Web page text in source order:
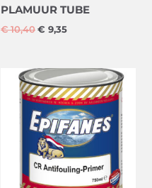
PLAMUUR TUBE
€10,40€ 9,35
Oorspronkelijke
prijs
was:
€ 35,40.
Huidige
prijs
is:
€ 31,85.